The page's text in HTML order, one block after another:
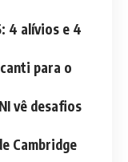
4 alívios e 4
para o
vê desafios
Cambridge